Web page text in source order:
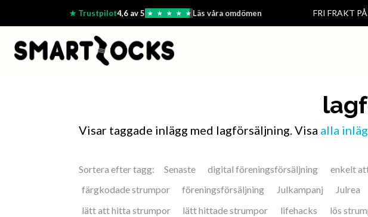
★ Trustpilot4,6 av 5 ★ ★ ★ ★ ★ Läs våra omdömen FRI FRAKT
Visar taggade inlägg med lagförsäljning. Visa alla
Sortera efter tagg: Senaste digital föreningsförsäljning enkelt
färgkodade strumpor
föreningsförsäljning Julkampanj Julrea
lätt att hitta strumpor
lätt hittade strumpor lifehacks lös